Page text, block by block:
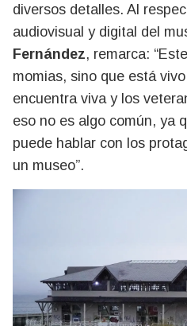
diversos detalles. Al
audiovisual y digital del
Fernández, remarca:
momias, sino que está
encuentra viva y los
eso no es algo común, ya
puede hablar con los
un museo”.